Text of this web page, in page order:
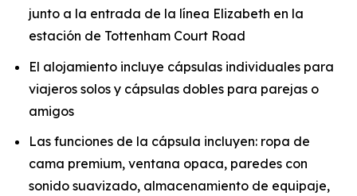
junto a la entrada de la línea Elizabeth en la
estación de Tottenham Court Road
El alojamiento incluye cápsulas individuales para
viajeros solos y cápsulas dobles para parejas o
amigos
Las funciones de la cápsula incluyen: ropa de
cama premium, ventana opaca, paredes con
sonido suavizado, almacenamiento de equipaje,